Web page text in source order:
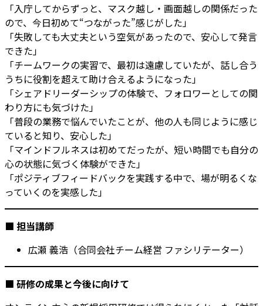
「入庁してからずっと、マスク越し・画面越しの関係だった
ので、今日初めて“つながった”感じがした」
「失敗しても大丈夫という空気があったので、安心して発言
できた」
「チームワークの実習で、最初は遠慮していたが、話し合う
うちに役割を超えて助け合えるようになった」
「シェアドリーダーシップの体験で、フォロワーとしての関
わり方にも気づけた」
「普段の業務で悩んでいたことが、他の人も同じように感じ
ていると知り、安心した」
「マインドフルネスは初めてだったが、短い時間でも自分の
心の状態に気づく体験ができた」
「ポジティブフィードバックを実践する中で、場が明るくな
っていくのを実感した」
■ 担当講師
広瀬 義浩（合同会社チーム経営 ファシリテーター）
■ 研修の成果と今後に向けて